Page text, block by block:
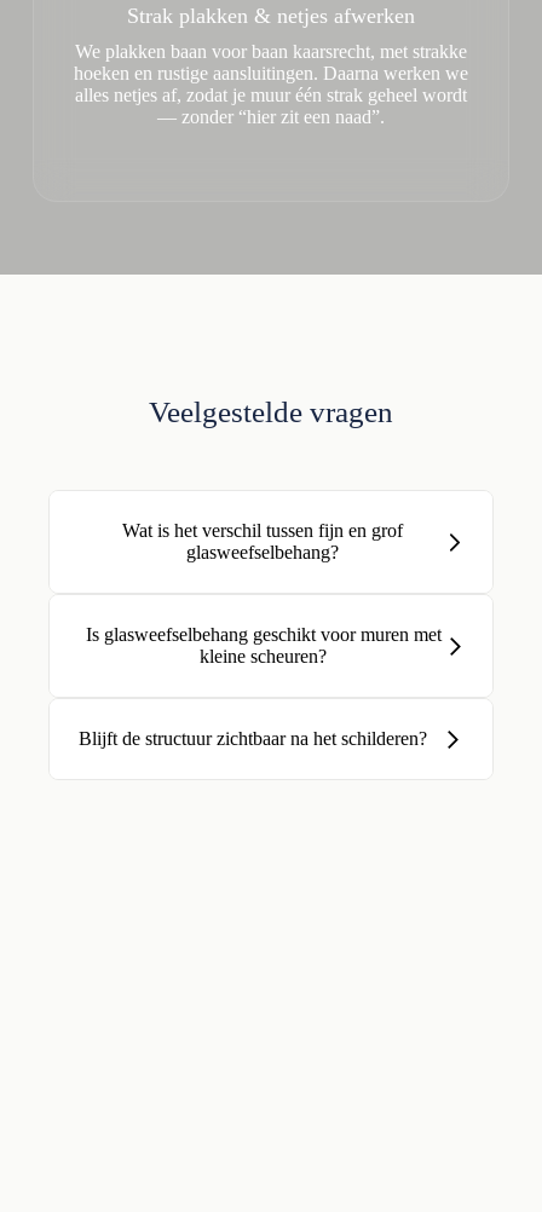
Strak plakken & netjes afwerken
We plakken baan voor baan kaarsrecht, met strakke
hoeken en rustige aansluitingen. Daarna werken we
alles netjes af, zodat je muur één strak geheel wordt
— zonder “hier zit een naad”.
Veelgestelde vragen
Wat is het verschil tussen fijn en grof
glasweefselbehang?
Is glasweefselbehang geschikt voor muren met
kleine scheuren?
Blijft de structuur zichtbaar na het schilderen?